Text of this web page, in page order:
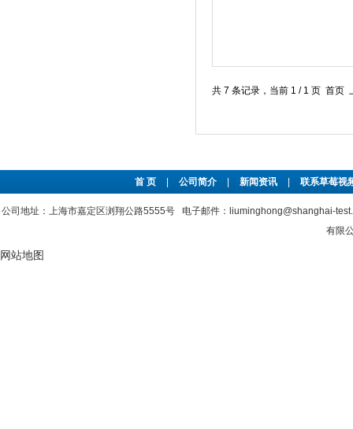
共 7 条记录，当前 1 / 1 页
首 页 公司简介 新闻资讯 联系草莓视
公司地址：上海市嘉定区浏翔公路5555号 电子邮件：liuminghong@shanghai-
有限公
网站地图